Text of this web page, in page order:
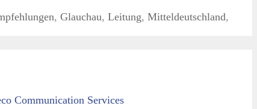
, Glauchau, Leitung, Mitteldeutschland,